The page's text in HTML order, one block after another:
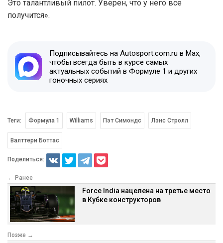
Это талантливый пилот. Уверен, что у него все
получится».
Подписывайтесь на Autosport.com.ru в Max,
чтобы всегда быть в курсе самых
актуальных событий в Формуле 1 и других
гоночных сериях
Теги: Формула 1 Williams Пэт Симондс Лэнс Стролл
Валттери Боттас
Поделиться:
← Ранее
Force India нацелена на третье место
в Кубке конструкторов
Позже →